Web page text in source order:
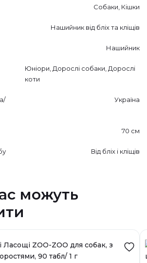
Собаки, Кішки
Нашийник від бліх та кліщів
Нашийник
Юніори, Дорослі собаки, Дорослі
коти
Україна
70 см
Від бліх і кліщів
можуть